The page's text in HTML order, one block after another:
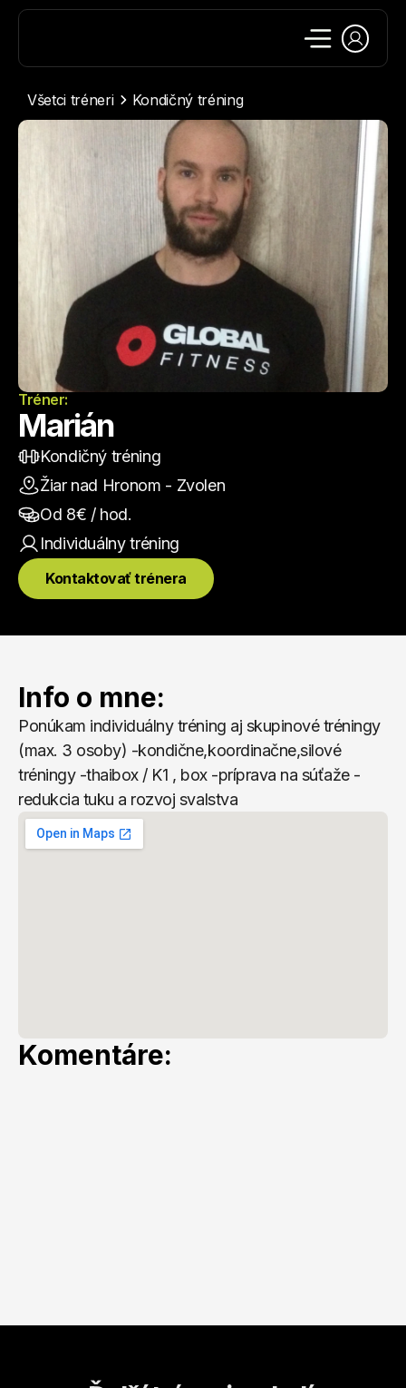
Všetci tréneri Kondičný tréning
Tréner:
Marián
Kondičný tréning
Žiar nad Hronom - Zvolen
Od 8€ / hod.
Individuálny tréning
Kontaktovať trénera
Info o mne:
Ponúkam individuálny tréning aj skupinové tréningy
(max. 3 osoby) -kondične,koordinačne,silové
tréningy -thaibox / K1 , box -príprava na súťaže -
redukcia tuku a rozvoj svalstva
Komentáre: